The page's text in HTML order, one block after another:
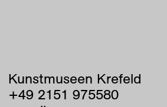
Kunstmuseen Krefeld
+49 2151 975580